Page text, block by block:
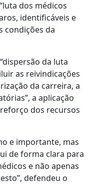
dos médicos
identificáveis e
condições da
da luta
as reivindicações
da carreira, a
a aplicação
dos recursos
e importante, mas
de forma clara para
e não apenas
defendeu o